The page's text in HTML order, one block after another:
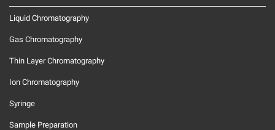
Liquid Chromatography
Gas Chromatography
Thin Layer Chromatography
Ion Chromatography
Syringe
Sample Preparation